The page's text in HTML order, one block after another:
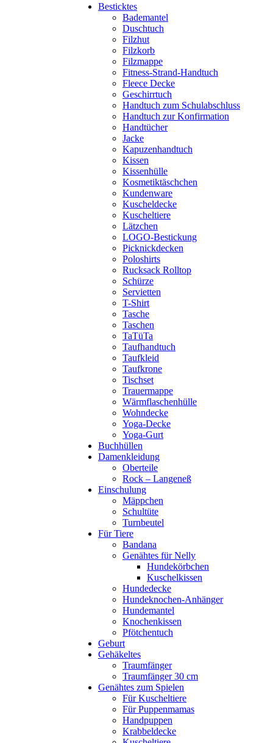
Besticktes
Bademantel
Duschtuch
Filzhut
Filzkorb
Filzmappe
Fitness-Strand-Handtuch
Fleece Decke
Geschirrtuch
Handtuch zum Schulabschluss
Handtuch zur Konfirmation
Handtücher
Jacke
Kapuzenhandtuch
Kissen
Kissenhülle
Kosmetiktäschchen
Kundenware
Kuscheldecke
Kuscheltiere
Lätzchen
LOGO-Bestickung
Picknickdecken
Poloshirts
Rucksack Rolltop
Schürze
Servietten
T-Shirt
Tasche
Taschen
TaTüTa
Taufhandtuch
Taufkleid
Taufkrone
Tischset
Trauermappe
Wärmflaschenhülle
Wohndecke
Yoga-Decke
Yoga-Gurt
Buchhüllen
Damenkleidung
Oberteile
Rock – Langeneß
Einschulung
Mäppchen
Schultüte
Turnbeutel
Für Tiere
Bandana
Genähtes für Nelly
Hundekörbchen
Kuschelkissen
Hundedecke
Hundeknochen-Anhänger
Hundemantel
Knochenkissen
Pfötchentuch
Geburt
Gehäkeltes
Traumfänger
Traumfänger 30 cm
Genähtes zum Spielen
Für Kuscheltiere
Für Puppenmamas
Handpuppen
Krabbeldecke